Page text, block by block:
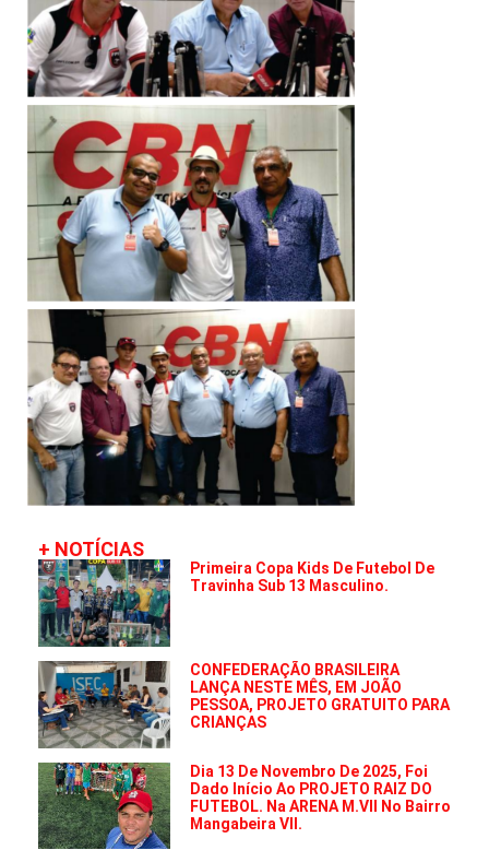
+ NOTÍCIAS
Primeira Copa Kids De Futebol De
Travinha Sub 13 Masculino.
CONFEDERAÇÃO BRASILEIRA
LANÇA NESTE MÊS, EM JOÃO
PESSOA, PROJETO GRATUITO PARA
CRIANÇAS
Dia 13 De Novembro De 2025, Foi
Dado Início Ao PROJETO RAIZ DO
FUTEBOL. Na ARENA M.VII No Bairro
Mangabeira VII.